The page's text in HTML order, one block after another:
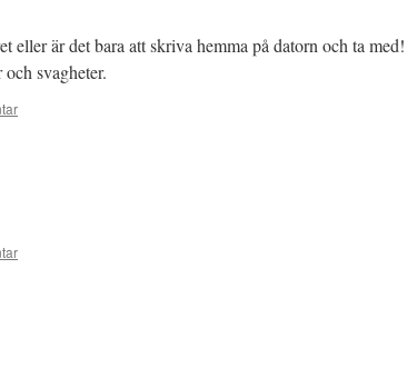
eller är det bara att skriva hemma på datorn och ta med!
svagheter.